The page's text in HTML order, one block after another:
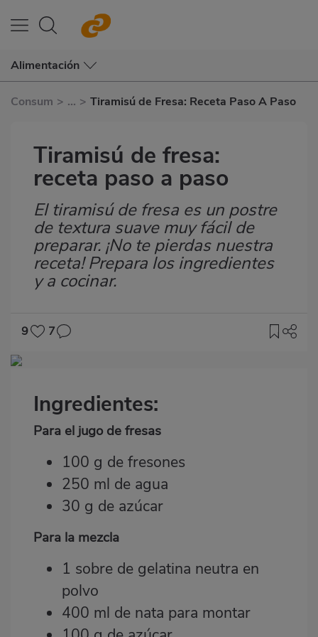
Alimentación
Consum > ... > Tiramisú de Fresa: Receta Paso A Paso
Tiramisú de fresa:
receta paso a paso
Subtítulo
El tiramisú de fresa es un postre
de textura suave muy fácil de
preparar. ¡No te pierdas nuestra
receta! Prepara los ingredientes
y a cocinar.
9
7
Imagen
Body
Ingredientes:
Para el jugo de fresas
100 g de fresones
250 ml de agua
30 g de azúcar
Para la mezcla
1 sobre de gelatina neutra en
polvo
400 ml de nata para montar